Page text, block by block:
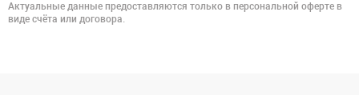
Актуальные данные предоставляются только в персональной оферте в
виде счёта или договора.